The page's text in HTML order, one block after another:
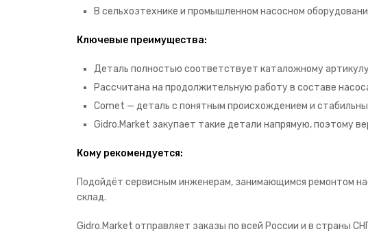
В сельхозтехнике и промышленном насосном
Ключевые преимущества:
Деталь полностью соответствует каталожному
Рассчитана на продолжительную работу в составе
Comet — деталь с понятным происхождением и
Gidro.Market закупает такие детали напрямую, поэтому
Кому рекомендуется:
Подойдёт сервисным инженерам, занимающимся ремонтом
склад.
Gidro.Market отправляет заказы по всей России и в страны